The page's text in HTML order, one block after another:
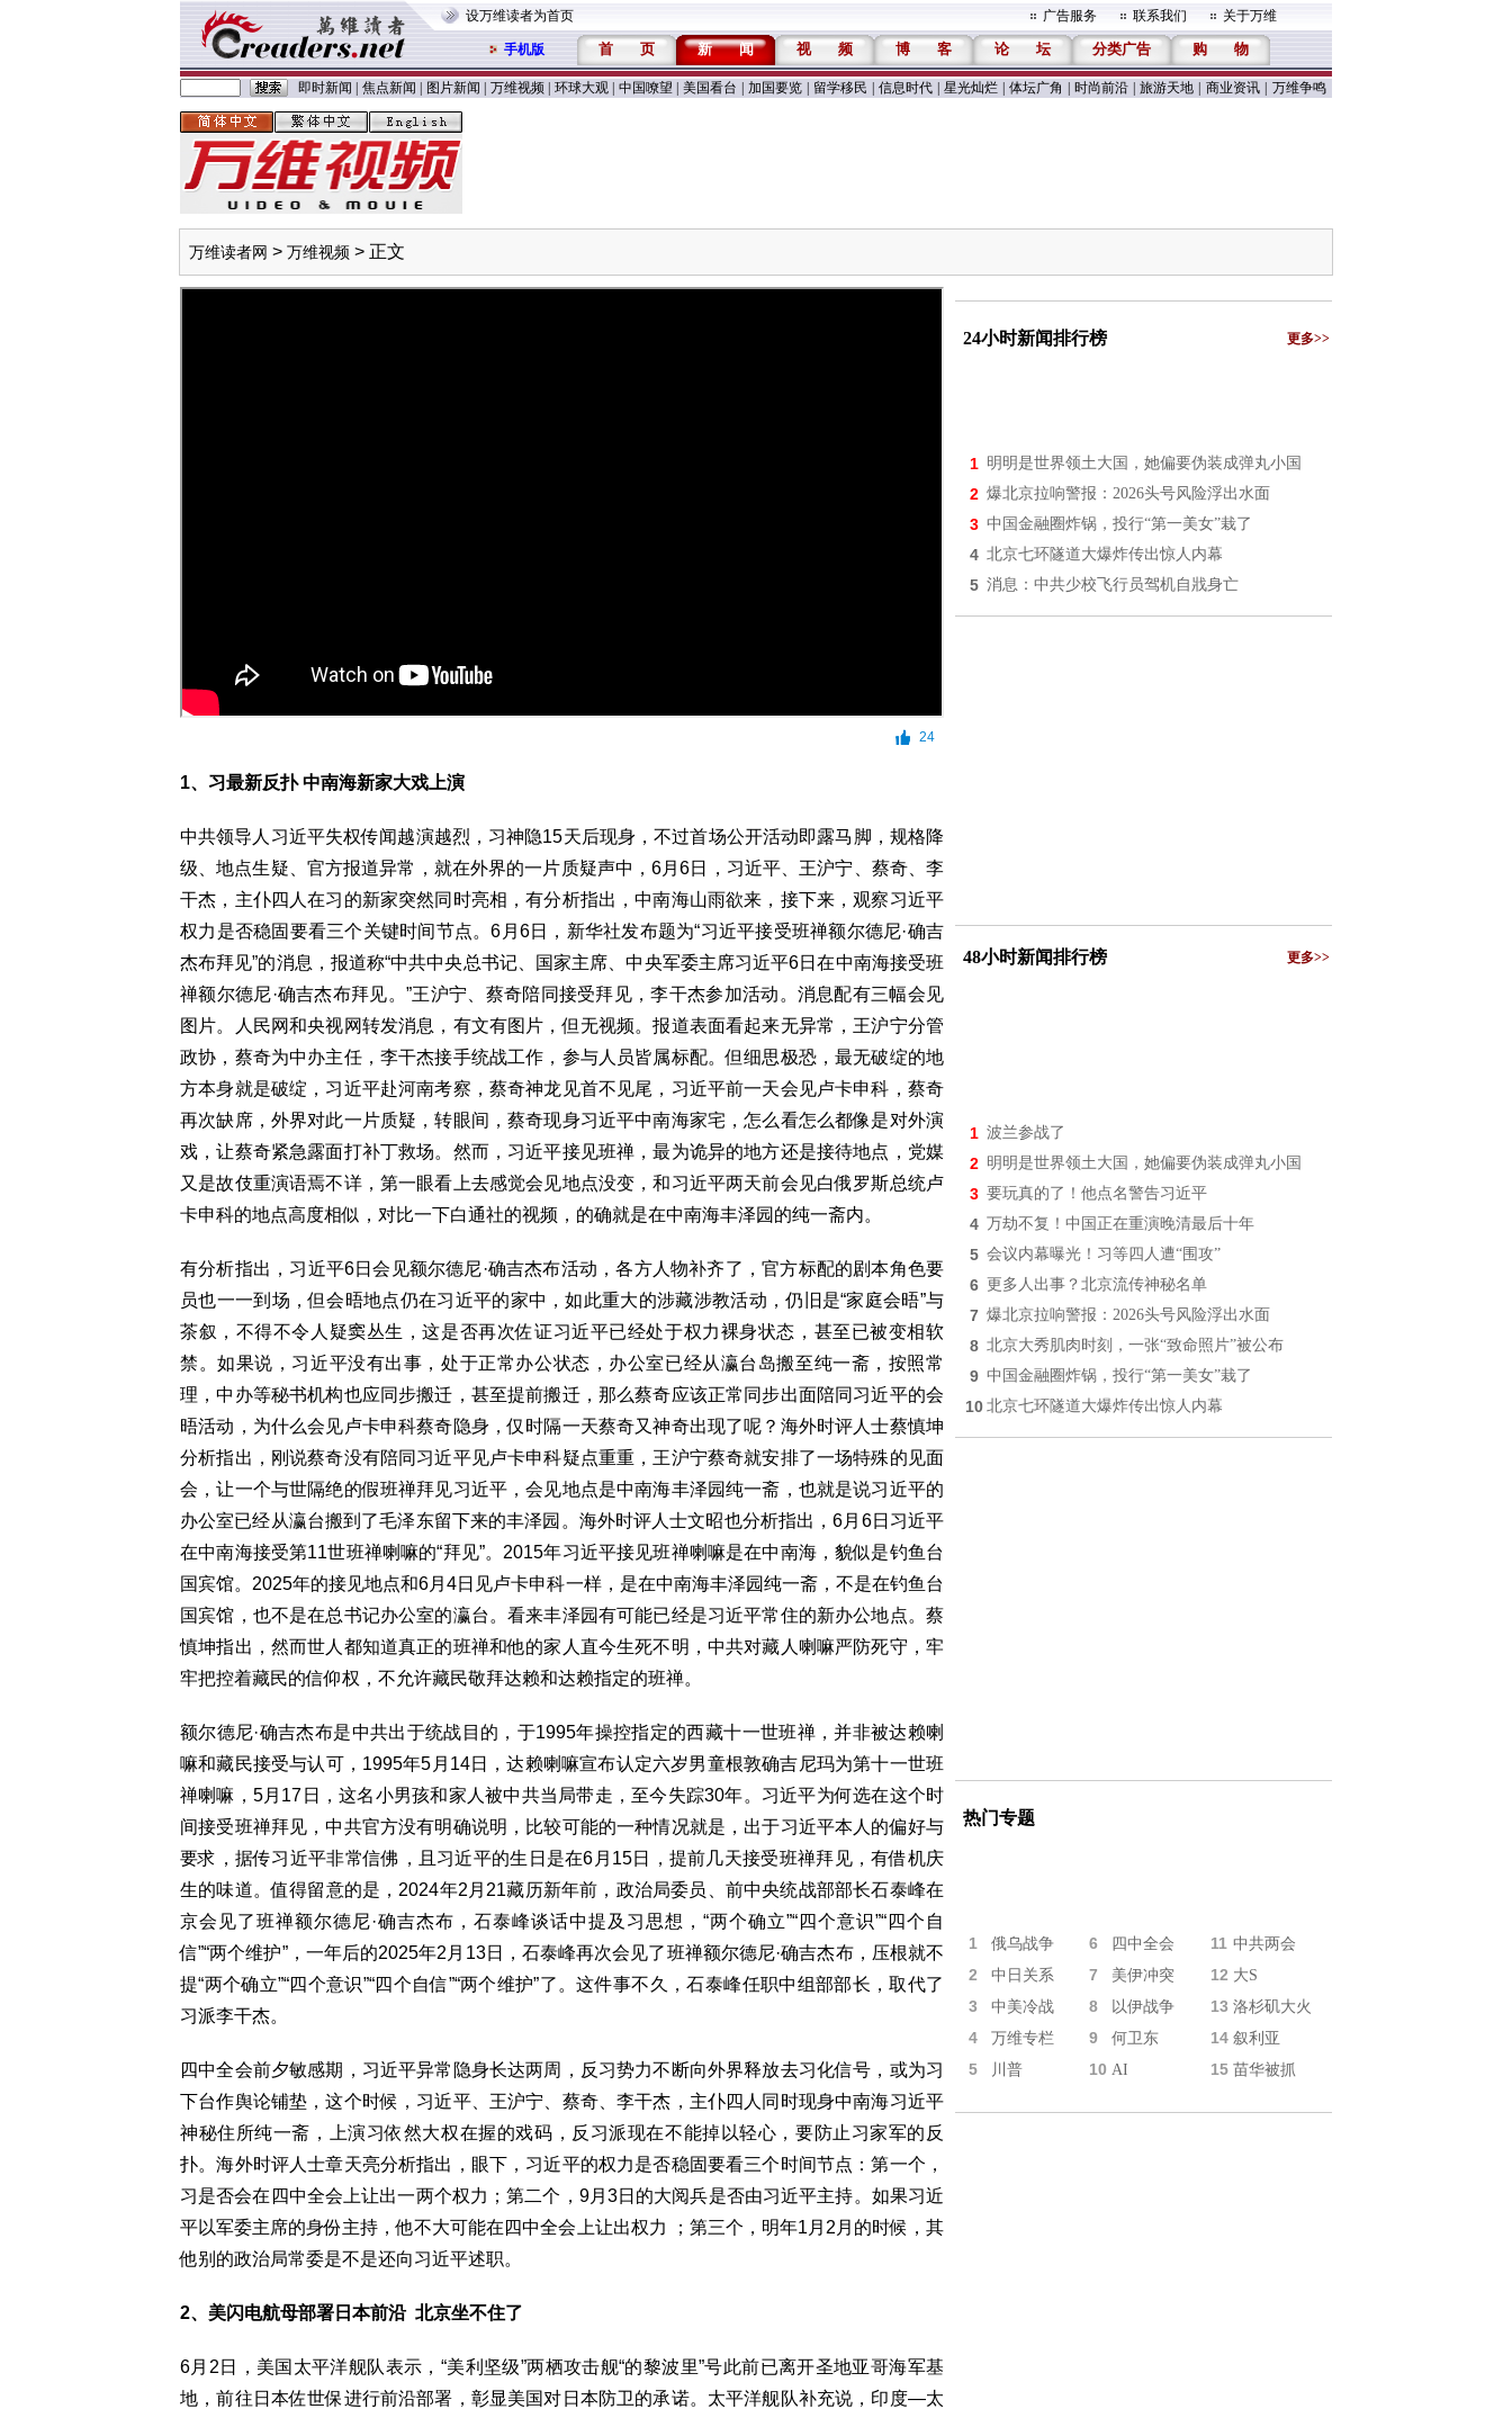
设万维读者为首页 广告服务 联系我们 关于万维
手机版 首 页 新 闻 视 频 博 客 论 坛 分类广告 购 物
即时新闻 焦点新闻 图片新闻 万维视频 环球大观 中国嘹望 美国看台 加国要览 留学移民 信息时代 星光灿烂 体坛广角 时尚前沿 旅游天地 商业资讯 万维争鸣
万维读者网 > 万维视频 > 正文
24
1、习最新反扑 中南海新家大戏上演
中共领导人习近平失权传闻越演越烈，习神隐15天后现身，不过首场公开活动即露马脚，规格降
级、地点生疑、官方报道异常，就在外界的一片质疑声中，6月6日，习近平、王沪宁、蔡奇、李
干杰，主仆四人在习的新家突然同时亮相，有分析指出，中南海山雨欲来，接下来，观察习近平
权力是否稳固要看三个关键时间节点。6月6日，新华社发布题为“习近平接受班禅额尔德尼·确吉
杰布拜见”的消息，报道称“中共中央总书记、国家主席、中央军委主席习近平6日在中南海接受班
禅额尔德尼·确吉杰布拜见。”王沪宁、蔡奇陪同接受拜见，李干杰参加活动。消息配有三幅会见
图片。人民网和央视网转发消息，有文有图片，但无视频。报道表面看起来无异常，王沪宁分管
政协，蔡奇为中办主任，李干杰接手统战工作，参与人员皆属标配。但细思极恐，最无破绽的地
方本身就是破绽，习近平赴河南考察，蔡奇神龙见首不见尾，习近平前一天会见卢卡申科，蔡奇
再次缺席，外界对此一片质疑，转眼间，蔡奇现身习近平中南海家宅，怎么看怎么都像是对外演
戏，让蔡奇紧急露面打补丁救场。然而，习近平接见班禅，最为诡异的地方还是接待地点，党媒
又是故伎重演语焉不详，第一眼看上去感觉会见地点没变，和习近平两天前会见白俄罗斯总统卢
卡申科的地点高度相似，对比一下白通社的视频，的确就是在中南海丰泽园的纯一斋内。
有分析指出，习近平6日会见额尔德尼·确吉杰布活动，各方人物补齐了，官方标配的剧本角色要
员也一一到场，但会晤地点仍在习近平的家中，如此重大的涉藏涉教活动，仍旧是“家庭会晤”与
茶叙，不得不令人疑窦丛生，这是否再次佐证习近平已经处于权力裸身状态，甚至已被变相软
禁。如果说，习近平没有出事，处于正常办公状态，办公室已经从瀛台岛搬至纯一斋，按照常
理，中办等秘书机构也应同步搬迁，甚至提前搬迁，那么蔡奇应该正常同步出面陪同习近平的会
晤活动，为什么会见卢卡申科蔡奇隐身，仅时隔一天蔡奇又神奇出现了呢？海外时评人士蔡慎坤
分析指出，刚说蔡奇没有陪同习近平见卢卡申科疑点重重，王沪宁蔡奇就安排了一场特殊的见面
会，让一个与世隔绝的假班禅拜见习近平，会见地点是中南海丰泽园纯一斋，也就是说习近平的
办公室已经从瀛台搬到了毛泽东留下来的丰泽园。海外时评人士文昭也分析指出，6月6日习近平
在中南海接受第11世班禅喇嘛的“拜见”。2015年习近平接见班禅喇嘛是在中南海，貌似是钓鱼台
国宾馆。2025年的接见地点和6月4日见卢卡申科一样，是在中南海丰泽园纯一斋，不是在钓鱼台
国宾馆，也不是在总书记办公室的瀛台。看来丰泽园有可能已经是习近平常住的新办公地点。蔡
慎坤指出，然而世人都知道真正的班禅和他的家人直今生死不明，中共对藏人喇嘛严防死守，牢
牢把控着藏民的信仰权，不允许藏民敬拜达赖和达赖指定的班禅。
额尔德尼·确吉杰布是中共出于统战目的，于1995年操控指定的西藏十一世班禅，并非被达赖喇
嘛和藏民接受与认可，1995年5月14日，达赖喇嘛宣布认定六岁男童根敦确吉尼玛为第十一世班
禅喇嘛，5月17日，这名小男孩和家人被中共当局带走，至今失踪30年。习近平为何选在这个时
间接受班禅拜见，中共官方没有明确说明，比较可能的一种情况就是，出于习近平本人的偏好与
要求，据传习近平非常信佛，且习近平的生日是在6月15日，提前几天接受班禅拜见，有借机庆
生的味道。值得留意的是，2024年2月21藏历新年前，政治局委员、前中央统战部部长石泰峰在
京会见了班禅额尔德尼·确吉杰布，石泰峰谈话中提及习思想，“两个确立”“四个意识”“四个自
信”“两个维护”，一年后的2025年2月13日，石泰峰再次会见了班禅额尔德尼·确吉杰布，压根就不
提“两个确立”“四个意识”“四个自信”“两个维护”了。这件事不久，石泰峰任职中组部部长，取代了
习派李干杰。
四中全会前夕敏感期，习近平异常隐身长达两周，反习势力不断向外界释放去习化信号，或为习
下台作舆论铺垫，这个时候，习近平、王沪宁、蔡奇、李干杰，主仆四人同时现身中南海习近平
神秘住所纯一斋，上演习依然大权在握的戏码，反习派现在不能掉以轻心，要防止习家军的反
扑。海外时评人士章天亮分析指出，眼下，习近平的权力是否稳固要看三个时间节点：第一个，
习是否会在四中全会上让出一两个权力；第二个，9月3日的大阅兵是否由习近平主持。如果习近
平以军委主席的身份主持，他不大可能在四中全会上让出权力 ；第三个，明年1月2月的时候，其
他别的政治局常委是不是还向习近平述职。
2、美闪电航母部署日本前沿 北京坐不住了
6月2日，美国太平洋舰队表示，“美利坚级”两栖攻击舰“的黎波里”号此前已离开圣地亚哥海军基
地，前往日本佐世保进行前沿部署，彰显美国对日本防卫的承诺。太平洋舰队补充说，印度—太
24小时新闻排行榜 更多>>
1 明明是世界领土大国，她偏要伪装成弹丸小国
2 爆北京拉响警报：2026头号风险浮出水面
3 中国金融圈炸锅，投行“第一美女”栽了
4 北京七环隧道大爆炸传出惊人内幕
5 消息：中共少校飞行员驾机自戕身亡
48小时新闻排行榜 更多>>
1 波兰参战了
2 明明是世界领土大国，她偏要伪装成弹丸小国
3 要玩真的了！他点名警告习近平
4 万劫不复！中国正在重演晚清最后十年
5 会议内幕曝光！习等四人遭“围攻”
6 更多人出事？北京流传神秘名单
7 爆北京拉响警报：2026头号风险浮出水面
8 北京大秀肌肉时刻，一张“致命照片”被公布
9 中国金融圈炸锅，投行“第一美女”栽了
10 北京七环隧道大爆炸传出惊人内幕
热门专题
1 俄乌战争 6 四中全会 11 中共两会
2 中日关系 7 美伊冲突 12 大S
3 中美冷战 8 以伊战争 13 洛杉矶大火
4 万维专栏 9 何卫东 14 叙利亚
5 川普 10 AI 15 苗华被抓